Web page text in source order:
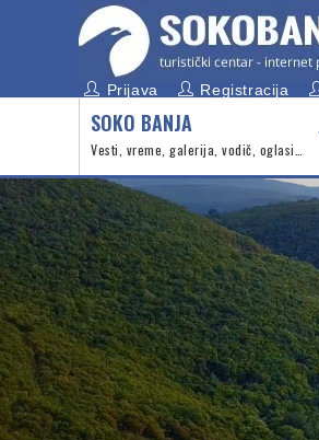
Prijava Registracija
SOKO BANJA
Vesti, vreme, galerija, vodič, oglasi…